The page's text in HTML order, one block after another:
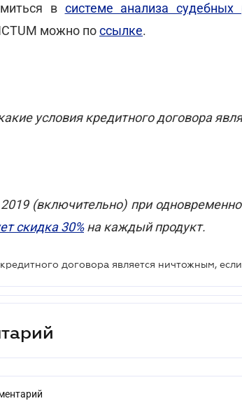
в системе анализа судебных
можно поссылке.
условия кредитного договора
(включительно) при
скидка 30%на каждый продукт.